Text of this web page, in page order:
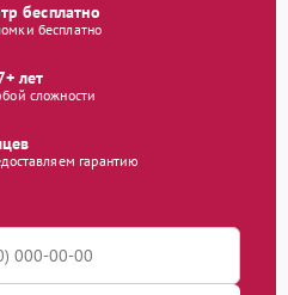
бесплатно
бесплатно
лет
сложности
гарантию